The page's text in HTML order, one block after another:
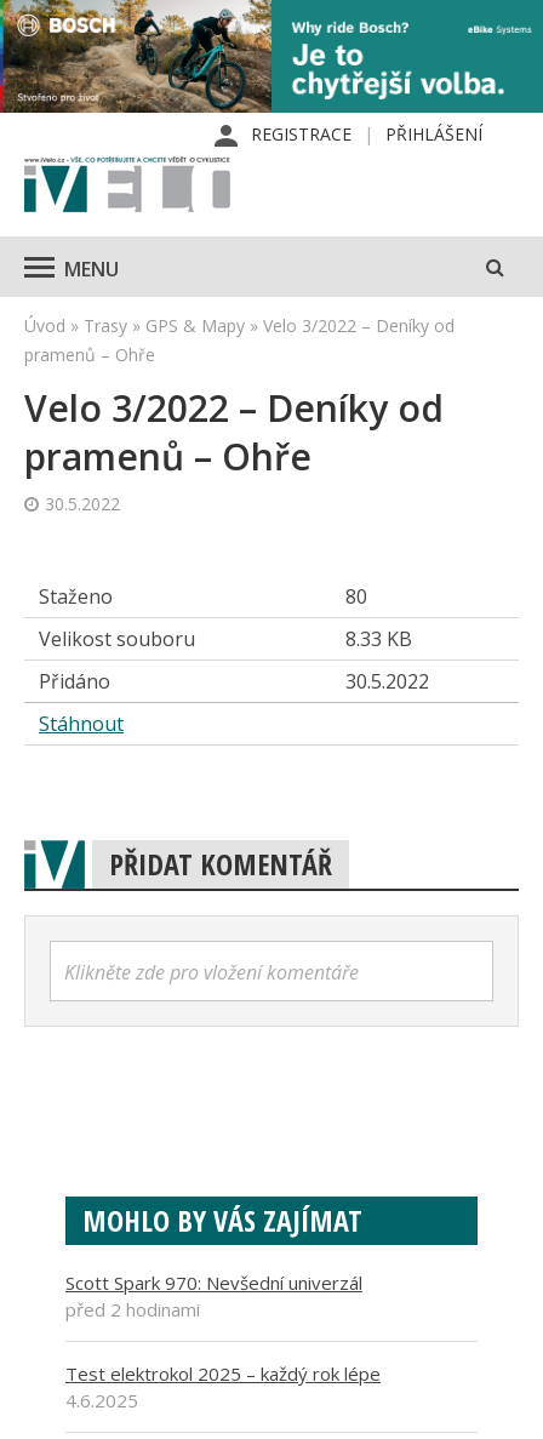
REGISTRACE PŘIHLÁŠENÍ
MENU
Úvod » Trasy » GPS & Mapy » Velo 3/2022 – Deníky od
pramenů – Ohře
Velo 3/2022 – Deníky od
pramenů – Ohře
30.5.2022
Staženo
80
Velikost souboru
8.33 KB
Přidáno
30.5.2022
Stáhnout
PŘIDAT KOMENTÁŘ
Klikněte zde pro vložení komentáře
MOHLO BY VÁS ZAJÍMAT
Scott Spark 970: Nevšední univerzál
před 2 hodinami
Test elektrokol 2025 – každý rok lépe
4.6.2025